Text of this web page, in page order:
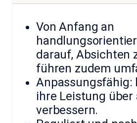
Von Anfang an
darauf, Absichten
führen zudem
Anpassungsfähig:
ihre Leistung über
verbessern.